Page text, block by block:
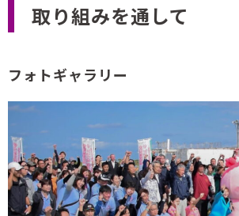
いなくなるということは、
沖縄の観光
大きく損なわれる ことも意味しています
沖縄の課題 海の豊かさを守ろう
ベチバーと赤土流出
ベチバー（ウサル）とは、イネ科の植
取り組みを通して
フォトギャラリー